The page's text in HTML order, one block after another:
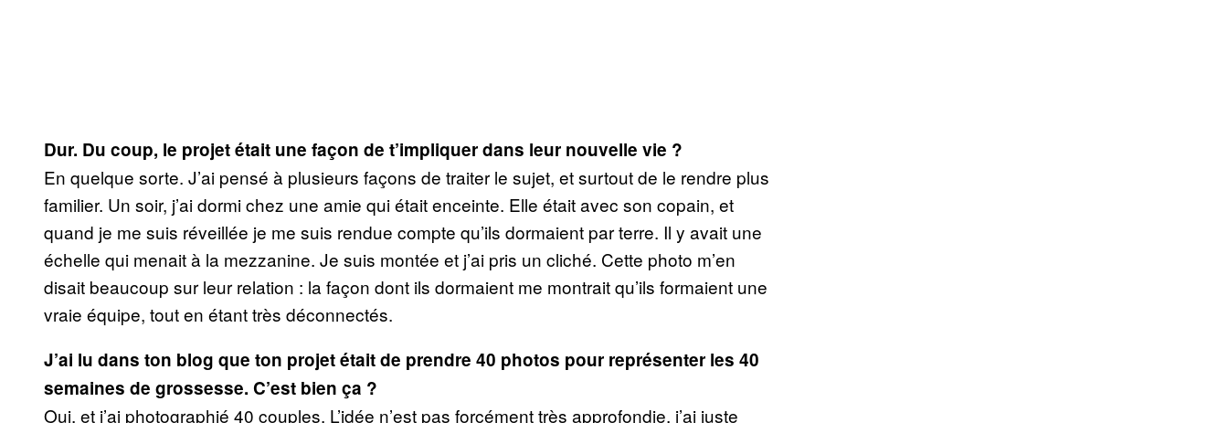
Dur. Du coup, le projet était une façon de t’impliquer dans leur nouvelle vie ?
En quelque sorte. J’ai pensé à plusieurs façons de traiter le sujet, et surtout de le rendre plus
familier. Un soir, j’ai dormi chez une amie qui était enceinte. Elle était avec son copain, et
quand je me suis réveillée je me suis rendue compte qu’ils dormaient par terre. Il y avait une
échelle qui menait à la mezzanine. Je suis montée et j’ai pris un cliché. Cette photo m’en
disait beaucoup sur leur relation : la façon dont ils dormaient me montrait qu’ils formaient une
vraie équipe, tout en étant très déconnectés.
J’ai lu dans ton blog que ton projet était de prendre 40 photos pour représenter les 40
semaines de grossesse. C’est bien ça ?
Oui, et j’ai photographié 40 couples. L’idée n’est pas forcément très approfondie, j’ai juste